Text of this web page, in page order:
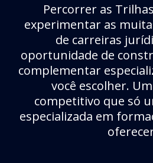
Percorrer as
experimentar as
de carreiras
oportunidade de
complementar
você escolher.
competitivo que só
especializada em